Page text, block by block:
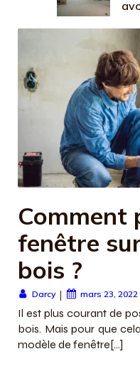
Comment
fenêtre
bois ?
Darcy | mars 23, 2022
Il est plus courant de
bois. Mais pour que
modèle de fenêtre[…]